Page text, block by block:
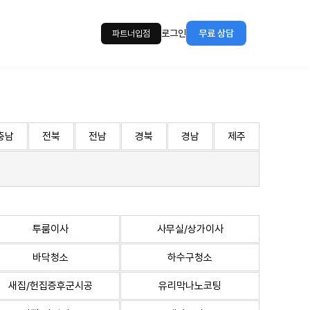
파트너입점 로그인 무료 상담
남 전북 전남 경북 경남 제주
투룸이사 사무실/상가이사
바닥청소 하수구청소
새집/헌집증후군시공 유리막나노코팅